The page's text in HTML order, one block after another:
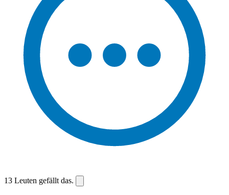
13 Leuten gefällt das.